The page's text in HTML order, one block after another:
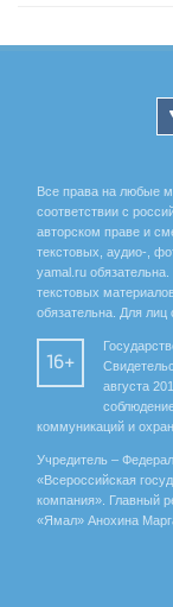
Все права на любые
соответствии с
авторском праве и
текстовых, аудио-,
yamal.ru
текстовых
обязательна. Для лиц
16+
августа
коммуникаций и
Учредитель –
«Всероссийская
компания». Главный
«Ямал» Анохина